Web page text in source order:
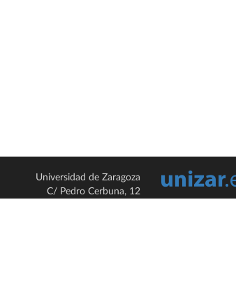
Universidad de Zaragoza
C/ Pedro Cerbuna, 12